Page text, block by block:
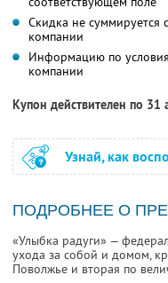
Скидка не суммируется
компании
Информацию по
компании
Купон действителен по 31
Узнай, как
ПОДРОБНЕЕ О
«Улыбка радуги» —
ухода за собой и домом,
Поволжье и вторая по